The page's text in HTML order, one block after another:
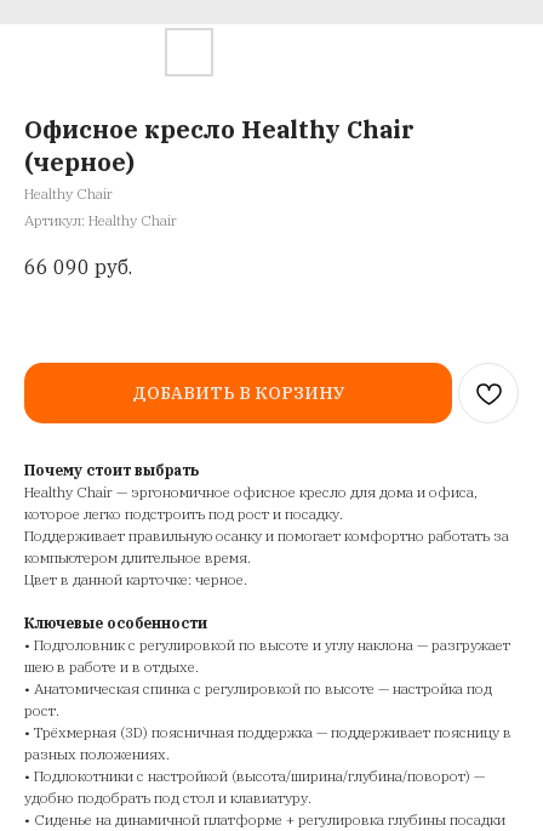
Офисное кресло Healthy Chair
(черное)
Healthy Chair
Артикул: Healthy Chair
66 090 руб.
ДОБАВИТЬ В КОРЗИНУ
Почему стоит выбрать
Healthy Chair — эргономичное офисное кресло для дома и офиса,
которое легко подстроить под рост и посадку.
Поддерживает правильную осанку и помогает комфортно работать за
компьютером длительное время.
Цвет в данной карточке: черное.
Ключевые особенности
• Подголовник с регулировкой по высоте и углу наклона — разгружает
шею в работе и в отдыхе.
• Анатомическая спинка с регулировкой по высоте — настройка под
рост.
• Трёхмерная (3D) поясничная поддержка — поддерживает поясницу в
разных положениях.
• Подлокотники с настройкой (высота/ширина/глубина/поворот) —
удобно подобрать под стол и клавиатуру.
• Сиденье на динамичной платформе + регулировка глубины посадки